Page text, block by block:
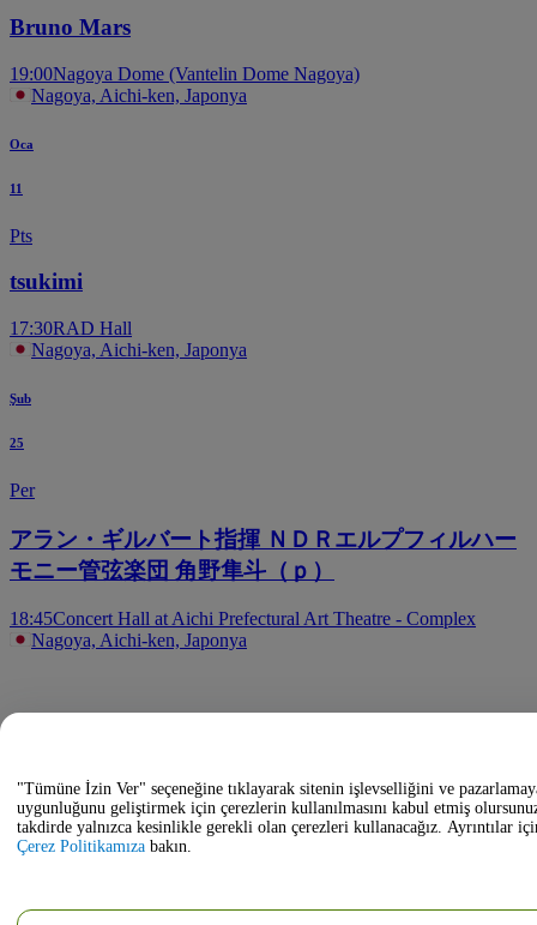
Bruno Mars
19:00Nagoya Dome (Vantelin Dome Nagoya)
Nagoya, Aichi-ken, Japonya
Oca
11
Pts
tsukimi
17:30RAD Hall
Nagoya, Aichi-ken, Japonya
Şub
25
Per
アラン・ギルバート指揮 ＮＤＲエルプフィルハー
モニー管弦楽団 角野隼斗（ｐ）
18:45Concert Hall at Aichi Prefectural Art Theatre - Complex
Nagoya, Aichi-ken, Japonya
"Tümüne İzin Ver" seçeneğine tıklayarak sitenin işlevselliğini ve
uygunluğunu geliştirmek için çerezlerin kullanılmasını kabul etmiş
takdirde yalnızca kesinlikle gerekli olan çerezleri kullanacağız. Ayrıntılar
Çerez Politikamıza bakın.